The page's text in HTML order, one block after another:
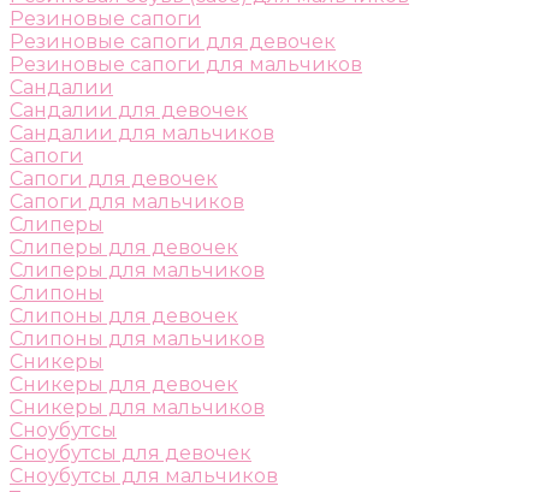
Резиновые сапоги
Резиновые сапоги для девочек
Резиновые сапоги для мальчиков
Сандалии
Сандалии для девочек
Сандалии для мальчиков
Сапоги
Сапоги для девочек
Сапоги для мальчиков
Слиперы
Слиперы для девочек
Слиперы для мальчиков
Слипоны
Слипоны для девочек
Слипоны для мальчиков
Сникеры
Сникеры для девочек
Сникеры для мальчиков
Сноубутсы
Сноубутсы для девочек
Сноубутсы для мальчиков